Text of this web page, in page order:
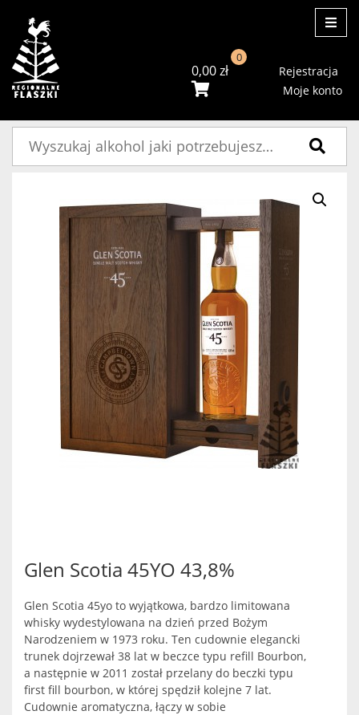
0,00zł
0
Rejestracja
Moje konto
Glen Scotia 45YO 43,8%
Glen Scotia 45yo to wyjątkowa, bardzo limitowana
whisky wydestylowana na dzień przed Bożym
Narodzeniem w 1973 roku. Ten cudownie elegancki
trunek dojrzewał 38 lat w beczce typu refill Bourbon,
a następnie w 2011 został przelany do beczki typu
first fill bourbon, w której spędził kolejne 7 lat.
Cudownie aromatyczna, łączy w sobie